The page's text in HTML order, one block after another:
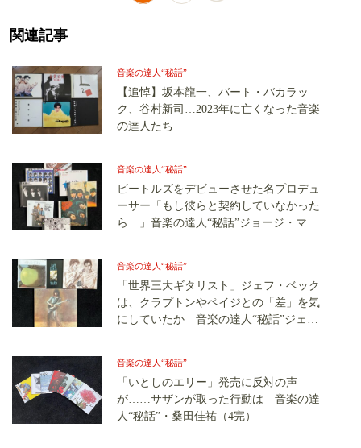
関連記事
音楽の達人“秘話”
【追悼】坂本龍一、バート・バカラッ
ク、谷村新司…2023年に亡くなった音楽
の達人たち
音楽の達人“秘話”
ビートルズをデビューさせた名プロデュ
ーサー「もし彼らと契約していなかった
ら…」音楽の達人“秘話”ジョージ・マー
音楽の達人“秘話”
「世界三大ギタリスト」ジェフ・ベック
は、クラプトンやペイジとの「差」を気
にしていたか 音楽の達人“秘話”ジェ
音楽の達人“秘話”
「いとしのエリー」発売に反対の声
が……サザンが取った行動は 音楽の達
人“秘話”・桑田佳祐（4完）